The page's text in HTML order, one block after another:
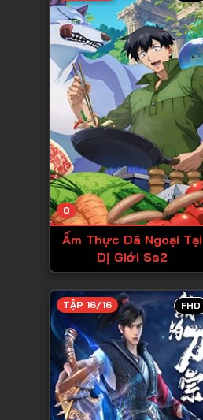
0
Ẩm Thực Dã Ngoại Tại
Dị Giới Ss2
FHD
TẬP 16/16